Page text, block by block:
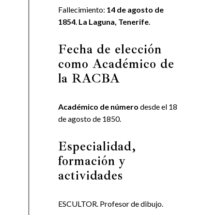
Fallecimiento: 14 de agosto de
1854. La Laguna, Tenerife.
Fecha de elección
como Académico de
la RACBA
Académico de número desde el 18
de agosto de 1850.
Especialidad,
formación y
actividades
ESCULTOR. Profesor de dibujo.